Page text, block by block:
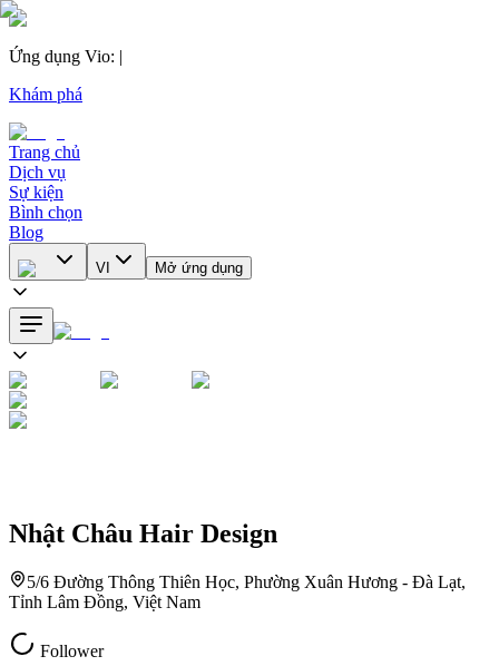
Ứng dụng Vio: |
Khám phá
Trang chủ
Dịch vụ
Sự kiện
Bình chọn
Blog
VI Mở ứng dụng
Nhật Châu Hair Design
5/6 Đường Thông Thiên Học, Phường Xuân Hương - Đà Lạt,
Tỉnh Lâm Đồng, Việt Nam
Follower